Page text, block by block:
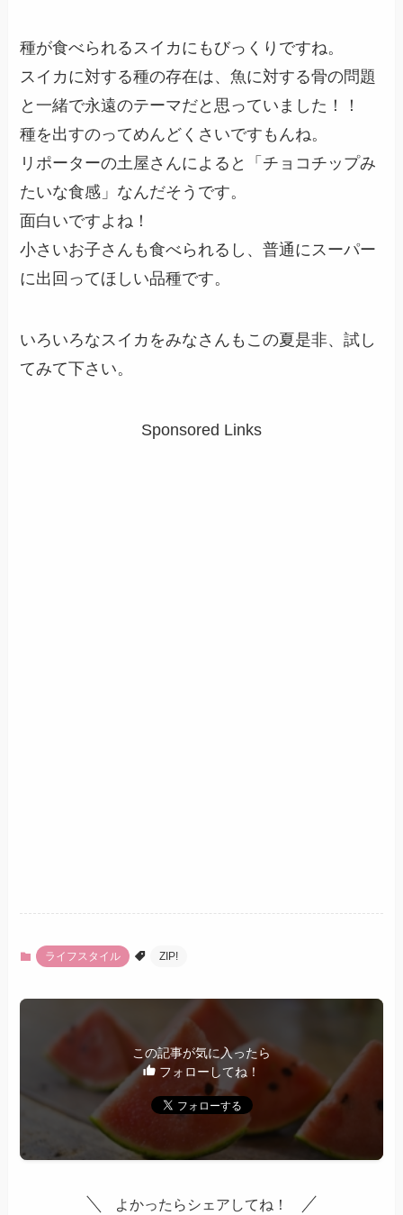
種が食べられるスイカにもびっくりですね。
スイカに対する種の存在は、魚に対する骨の問題
と一緒で永遠のテーマだと思っていました！！
種を出すのってめんどくさいですもんね。
リポーターの土屋さんによると「チョコチップみ
たいな食感」なんだそうです。
面白いですよね！
小さいお子さんも食べられるし、普通にスーパー
に出回ってほしい品種です。
いろいろなスイカをみなさんもこの夏是非、試し
てみて下さい。
Sponsored Links
ライフスタイル ZIP!
この記事が気に入ったら
フォローしてね！
よかったらシェアしてね！